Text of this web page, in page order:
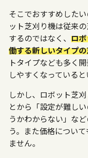
そこでおすすめした
ット芝刈り機は従来
するのではなく、 ロ
働する新しいタイプ
トタイプなども多く
しやすくなっている
しかし、ロボット芝
とから「設定が難し
うかわからない」な
う。また価格につい
ません。